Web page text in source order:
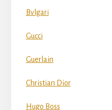
Bvlgari
Gucci
Guerlain
Christian Dior
Hugo Boss